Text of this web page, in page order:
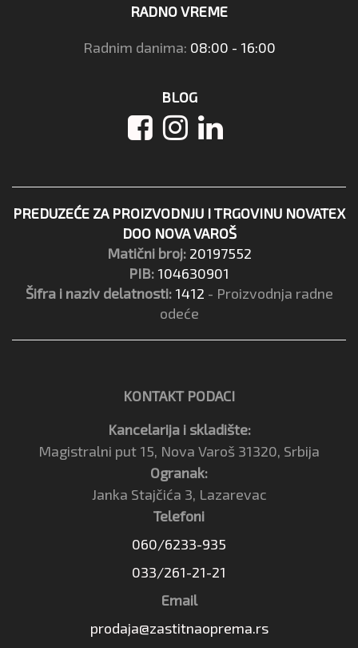
RADNO VREME
Radnim danima: 08:00 - 16:00
BLOG
PREDUZEĆE ZA PROIZVODNJU I TRGOVINU NOVATEX
DOO NOVA VAROŠ
Matični broj: 20197552
PIB: 104630901
Šifra i naziv delatnosti: 1412 - Proizvodnja radne
odeće
KONTAKT PODACI
Kancelarija i skladište:
Magistralni put 15, Nova Varoš 31320, Srbija
Ogranak:
Janka Stajčića 3, Lazarevac
Telefoni
060/6233-935
033/261-21-21
Email
prodaja@zastitnaoprema.rs